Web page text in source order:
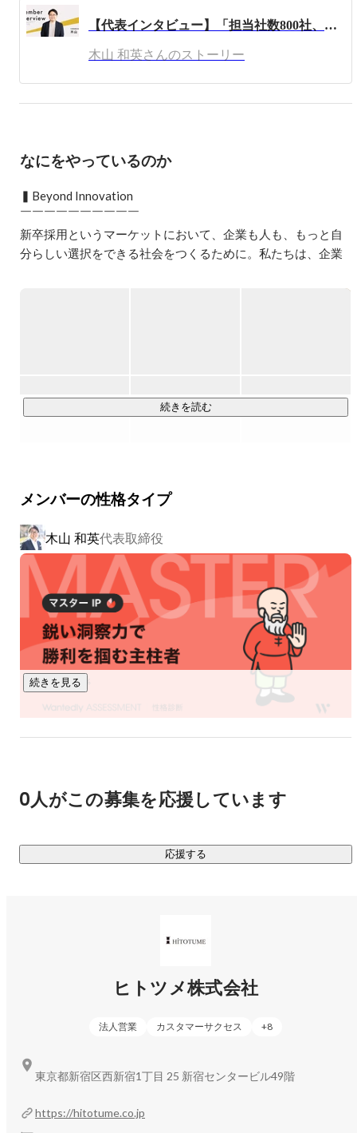
1年目は100社近くの新規クライアントを開拓し全社MVP
同社では新卒紹介事業の責任者、大阪支社立ち上げ、中途
採用統括等を担いながら、自身でもクライアントを担当。
援した人数は2000人を超える。
新卒から現在まで一貫して新卒支援に携わり、 新卒紹介
業界の中では担当クライアント数、入社支援数は国内トッ
【代表インタビュー】「担当社数800社、入社支援数3000人超え」日本トップクラスの支援実績を誇る代表木山が仕掛ける、人材業界の新たな仕組みと今後のビジョンについて
木山 和英さんのストーリー
なにをやっているのか
▍Beyond Innovation
￣￣￣￣￣￣￣￣￣￣
新卒採用というマーケットにおいて、企業も人も、もっと自
分らしい選択をできる社会をつくるために。私たちは、企業
これが、私たちのビジネスです。新卒採用の世界は、もっと
￣￣￣￣￣￣￣￣￣￣
①採用に、Innovationを。
採用コンサルティングサービス「MARUTTO」
新卒採用の課題、難題をまるっと解決するサービス。それが
「MARUTTO」です。60を超える新卒領域のサービス会社と
パートナー契約を結び、各社の特徴あるサービスを組み合わ
せ、企業ごとの課題に応じた個社最適なソリューションを設
計・提案します。採用ターゲット設定、採用手法の策定、選
考フロー構築、内定フォローまで。自社サービスにこだわら
ないフラットな視点からベストな選択肢を提示し、採用成功
を支援します。
首都圏で働きたい学生に特化した新卒人材紹介サービスを展
開しています。業界経験およそ20年の創業メンバーのもと、
加えて、学生担当と企業担当を分業しない「両面型エージェ
ントサービス」で学生と企業、両者の認識のズレをなくし、
③HR事業者に、Innovationを。
新卒採用サービスの底上げのためにつくった、エージェント
会社向け求人＆求職者シェアサービスです。必要な求人が確
保できない、求める求職者が集まらないなど、エージェント
い課題を同業他社との連携で解決し、クライアント企業の採
用成功率を高め、ユーザーの満足度を高めます。現在、全国
結。業界随一のエージェントネットワークから生まれる新し
続きを読む
メンバーの性格タイプ
木山 和英代表取締役
続きを見る
0人がこの募集を応援しています
応援する
ヒトツメ株式会社
法人営業 カスタマーサクセス +8
https://hitotume.co.jp
東京都新宿区西新宿1丁目 25 新宿センタービル49階